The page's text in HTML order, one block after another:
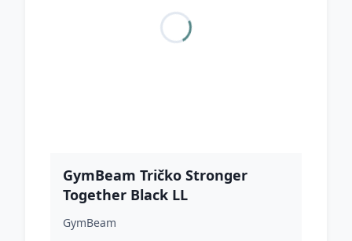
GymBeam Tričko Stronger
Together Black LL
GymBeam